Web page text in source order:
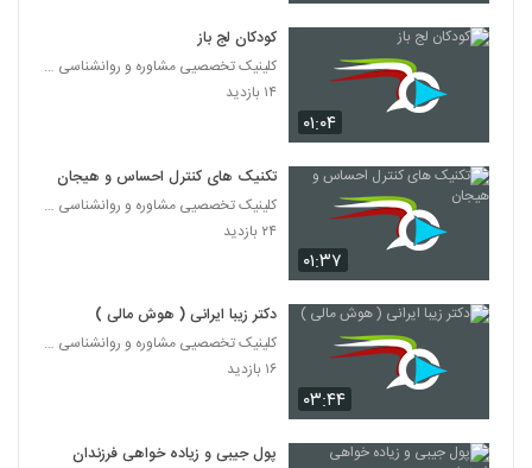
۰۱:۰۴
کودکان لج باز
کلینیک تخصصیی مشاوره و روانشناسی خانواده ایرانی
۱۴ بازدید
۰۱:۳۷
تکنیک های کنترل احساس و هیجان
کلینیک تخصصیی مشاوره و روانشناسی خانواده ایرانی
۲۴ بازدید
۰۳:۴۴
دکتر زیبا ایرانی ( هوش مالی )
کلینیک تخصصیی مشاوره و روانشناسی خانواده ایرانی
۱۶ بازدید
پول جیبی و زیاده خواهی فرزندان